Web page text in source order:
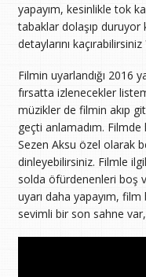
yapayım, kesinlikle tok
tabaklar dolaşıp duruyor
detaylarını kaçırabilirsiniz
Filmin uyarlandığı 2016
fırsatta izlenecekler
müzikler de filmin akıp
geçti anlamadım. Filmde
Sezen Aksu özel olarak
dinleyebilirsiniz. Filmle
solda öfürdenenleri boş
uyarı daha yapayım,
sevimli bir son sahne var,